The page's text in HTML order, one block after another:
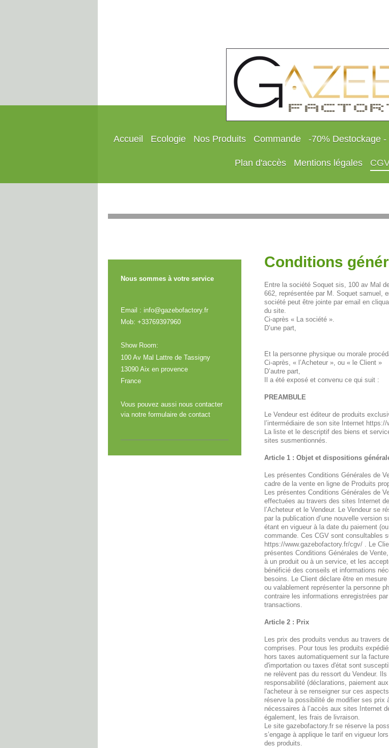
Accueil Ecologie Nos Produits Commande -70% Destockage -
Plan d'accès Mentions légales
Conditions
Entre la société Soquet sis, 100 av Mal
662, représentée par M. Soquet samuel,
société peut être jointe par email en
du site.
Ci-après « La société ».
D’une part,
Et la personne physique ou morale
Ci-après, « l’Acheteur », ou « le Client »
D’autre part,
Il a été exposé et convenu ce qui suit :
PREAMBULE
Le Vendeur est éditeur de produits
l’intermédiaire de son site Internet https://
La liste et le descriptif des biens et
sites susmentionnés.
Article 1 : Objet et dispositions
Les présentes Conditions Générales de
cadre de la vente en ligne de Produits
Les présentes Conditions Générales de
effectuées au travers des sites Internet
l’Acheteur et le Vendeur. Le Vendeur se
par la publication d’une nouvelle version
étant en vigueur à la date du paiement
commande. Ces CGV sont consultables
https://www.gazebofactory.fr/cgv/ . Le
présentes Conditions Générales de
à un produit ou à un service, et les
bénéficié des conseils et informations
besoins. Le Client déclare être en
ou valablement représenter la personne
contraire les informations enregistrées
transactions.
Article 2 : Prix
Les prix des produits vendus au travers
comprises. Pour tous les produits
hors taxes automatiquement sur la
d'importation ou taxes d'état sont
ne relèvent pas du ressort du Vendeur.
responsabilité (déclarations, paiement
l'acheteur à se renseigner sur ces
réserve la possibilité de modifier ses prix
nécessaires à l’accès aux sites Internet
également, les frais de livraison.
Le site gazebofactory.fr se réserve la
s’engage à applique le tarif en vigueur
des produits.
Nous sommes à votre service
Email : info@gazebofactory.fr
Mob: +33769397960
Show Room:
100 Av Mal Lattre de Tassigny
13090 Aix en provence
France
Vous pouvez aussi nous contacter
via notre formulaire de contact